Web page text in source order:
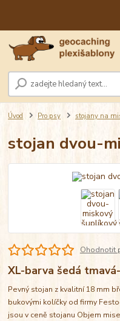
Úvod Pro psy stojany na
stojan dvou-
Ohodnotit
XL-barva šedá
Pevný stojan z kvalitní 18 mm
bukovými kolíčky od firmy
jsou v ceně stojanu Objem